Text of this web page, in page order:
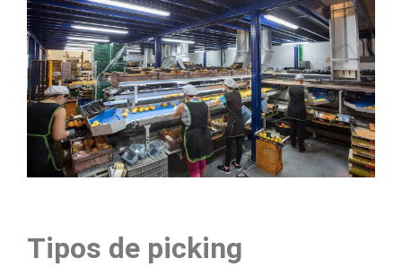
Tipos de picking